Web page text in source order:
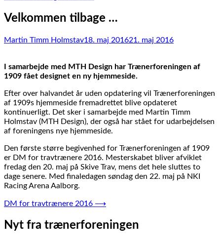
Velkommen tilbage …
Martin Timm Holmstav18. maj 201621. maj 2016
I samarbejde med MTH Design har Trænerforeningen af
1909 fået designet en ny hjemmeside.
Efter over halvandet år uden opdatering vil Trænerforeningen
af 1909s hjemmeside fremadrettet blive opdateret
kontinuerligt. Det sker i samarbejde med Martin Timm
Holmstav (MTH Design), der også har stået for udarbejdelsen
af foreningens nye hjemmeside.
Den første større begivenhed for Trænerforeningen af 1909
er DM for travtrænere 2016. Mesterskabet bliver afviklet
fredag den 20. maj på Skive Trav, mens det hele sluttes to
dage senere. Med finaledagen søndag den 22. maj på NKI
Racing Arena Aalborg.
Indlægsnavigation
DM for travtrænere 2016 ⟶
Nyt fra trænerforeningen